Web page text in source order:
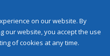
on our website. By
our website, you accept the use
of cookies at any time.